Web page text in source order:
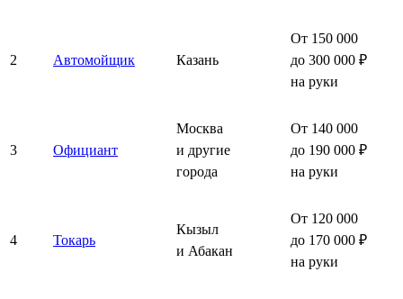
2 Автомойщик Казань
От 150 000
до 300 000 ₽
на руки
3 Официант
Москва
и другие
города
От 140 000
до 190 000 ₽
на руки
4 Токарь
Кызыл
и Абакан
От 120 000
до 170 000 ₽
на руки